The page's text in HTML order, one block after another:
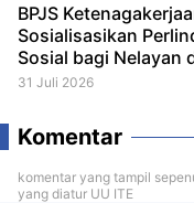
BPJS
Sosialisasikan
Sosial bagi Nelayan
Konsultasi Publik
31 Juli 2026
Komentar
komentar yang tampil
yang diatur UU ITE